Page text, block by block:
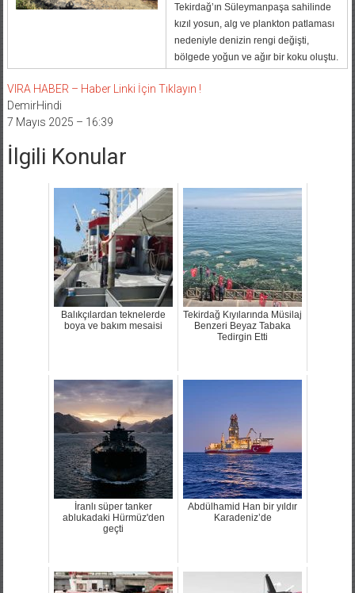
Tekirdağ’ın Süleymanpaşa sahilinde
kızıl yosun, alg ve plankton patlaması
nedeniyle denizin rengi değişti,
bölgede yoğun ve ağır bir koku oluştu.
VIRA HABER – Haber Linki İçin Tıklayın !
DemirHindi
7 Mayıs 2025 – 16:39
İlgili Konular
Balıkçılardan teknelerde
boya ve bakım mesaisi
Tekirdağ Kıyılarında Müsilaj
Benzeri Beyaz Tabaka
Tedirgin Etti
İranlı süper tanker
ablukadaki Hürmüz'den
geçti
Abdülhamid Han bir yıldır
Karadeniz’de